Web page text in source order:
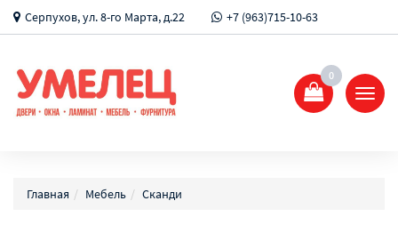
Серпухов, ул. 8-го Марта, д.22 +7 (963)715-10-63
0
Главная Мебель Сканди